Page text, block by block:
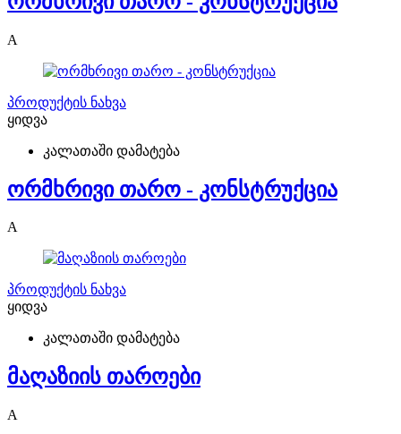
A
პროდუქტის ნახვა
ყიდვა
კალათაში დამატება
ორმხრივი თარო - კონსტრუქცია
A
პროდუქტის ნახვა
ყიდვა
კალათაში დამატება
მაღაზიის თაროები
A